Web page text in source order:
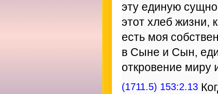
эту единую
этот хлеб жизни,
есть моя
в Сыне и Сын,
откровение миру
(1711.5) 153:2.13